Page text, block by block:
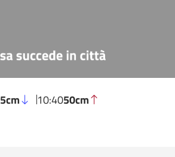
5cm 10:4050cm